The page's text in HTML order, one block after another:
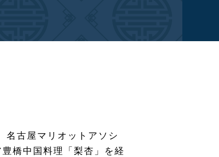
名古屋マリオットアソシ
橋中国料理「梨杏」を経